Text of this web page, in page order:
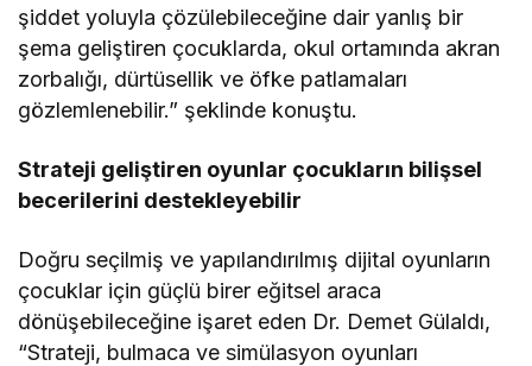
şiddet yoluyla çözülebileceğine dair yanlış bir
şema geliştiren çocuklarda, okul ortamında akran
zorbalığı, dürtüsellik ve öfke patlamaları
gözlemlenebilir.” şeklinde konuştu.
Strateji geliştiren oyunlar çocukların bilişsel
becerilerini destekleyebilir
Doğru seçilmiş ve yapılandırılmış dijital oyunların
çocuklar için güçlü birer eğitsel araca
dönüşebileceğine işaret eden Dr. Demet Gülaldı,
“Strateji, bulmaca ve simülasyon oyunları